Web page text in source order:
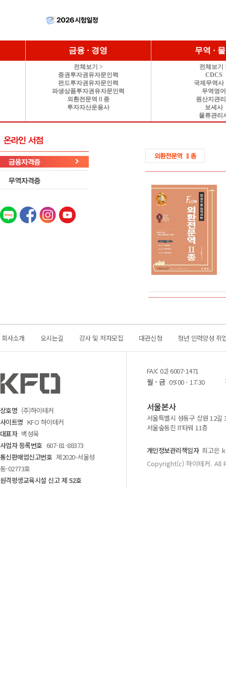
금융 · 경영
전체보기 >
증권투자권유자문인력
펀드투자권유자문인력
파생상품투자권유자문인력
외환전문역Ⅱ종
투자자산운용사
무역 ·
전체보기
CDCS
국제무역사
무역영어
원산지관
보세사
물류관리
회사소개 오시는길 강사 및 저자모집 대관신청 청년 인력양성 취
상호명 (주)하이테커
사이트명 KFO 하이테커
대표자 백성욱
사업자 등록번호 607-81-88373
통신판매업신고번호 제2020-서울성
동-02773호
원격평생교육시설 신고 제 52호
FAX: 02) 6007-1471
월 - 금 09:00 - 17:30
서울본사
서울특별시 성동구 상원 12길
서울숲동진 IT타워 11층
개인정보관리책임자 최고은
Copyright(c) 하이테커.